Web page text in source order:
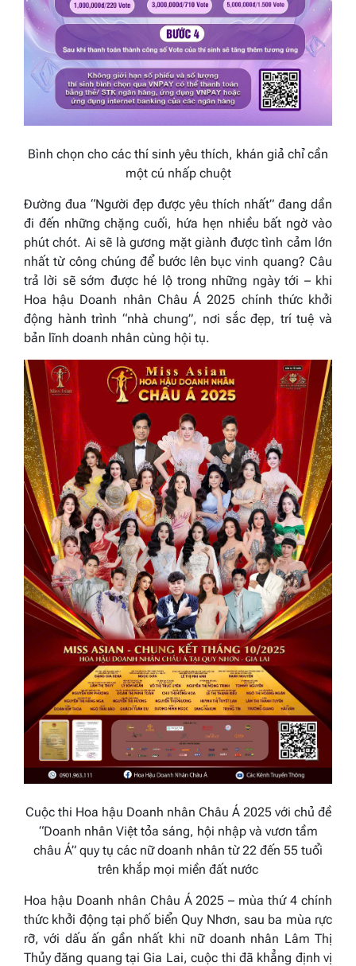
Bình chọn cho các thí sinh yêu thích, khán giả chỉ cần
một cú nhấp chuột
Đường đua “Người đẹp được yêu thích nhất” đang dần
đi đến những chặng cuối, hứa hẹn nhiều bất ngờ vào
phút chót. Ai sẽ là gương mặt giành được tình cảm lớn
nhất từ công chúng để bước lên bục vinh quang? Câu
trả lời sẽ sớm được hé lộ trong những ngày tới – khi
Hoa hậu Doanh nhân Châu Á 2025 chính thức khởi
động hành trình “nhà chung”, nơi sắc đẹp, trí tuệ và
bản lĩnh doanh nhân cùng hội tụ.
Cuộc thi Hoa hậu Doanh nhân Châu Á 2025 với chủ đề
“Doanh nhân Việt tỏa sáng, hội nhập và vươn tầm
châu Á” quy tụ các nữ doanh nhân từ 22 đến 55 tuổi
trên khắp mọi miền đất nước
Hoa hậu Doanh nhân Châu Á 2025 – mùa thứ 4 chính
thức khởi động tại phố biển Quy Nhơn, sau ba mùa rực
rỡ, với dấu ấn gần nhất khi nữ doanh nhân Lâm Thị
Thủy đăng quang tại Gia Lai, cuộc thi đã khẳng định vị